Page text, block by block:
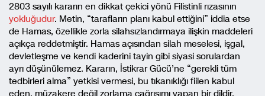
2803 sayılı kararın en dikkat çekici yönü Filistinli rızasının
yokluğudur. Metin, “tarafların planı kabul ettiğini” iddia etse
de Hamas, özellikle zorla silahsızlandırmaya ilişkin maddeleri
açıkça reddetmiştir. Hamas açısından silah meselesi, işgal,
devletleşme ve kendi kaderini tayin gibi siyasi sorulardan
ayrı düşünülemez. Kararın, İstikrar Gücü’ne “gerekli tüm
tedbirleri alma” yetkisi vermesi, bu tıkanıklığı fiilen kabul